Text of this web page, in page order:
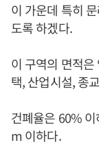
이 가운데 특히
도록 하겠다.
이 구역의 면적
택, 산업시설, 종
건폐율은 60%
m 이하다.